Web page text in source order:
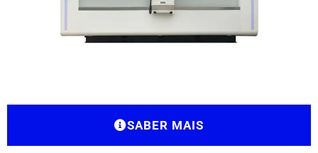
SABER MAIS